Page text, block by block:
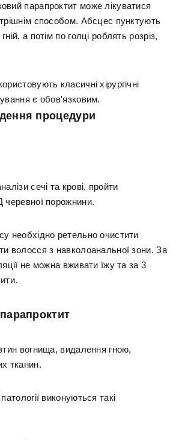
парапроктит може лікуватися
способом. Абсцес пунктують
а потім по голці роблять розріз,
класичні хірургічні
є обов'язковим.
процедури
сечі та крові, пройти
черевної порожнини.
необхідно ретельно очистити
волосся з навколоанальної зони. За
не можна вживати їжу та за 3
вогнища, видалення гною,
тканин.
виконуються такі